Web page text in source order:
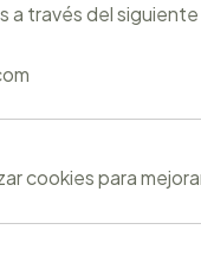
a través del
cookies para